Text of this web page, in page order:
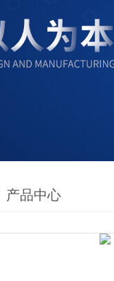
产品中心